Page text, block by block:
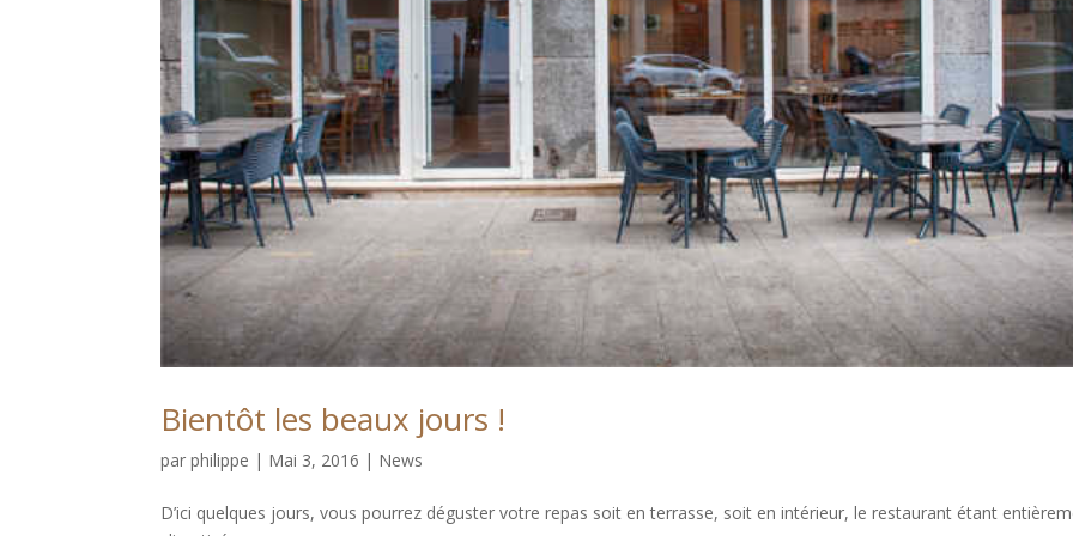
Bientôt les beaux jours !
parphilippe | Mai 3, 2016 | News
D’ici quelques jours, vous pourrez déguster votre repas soit en terrasse, soit en intérieur, le restaurant étant